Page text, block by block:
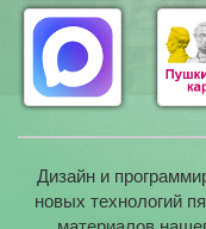
Дизайн и
новых технологий